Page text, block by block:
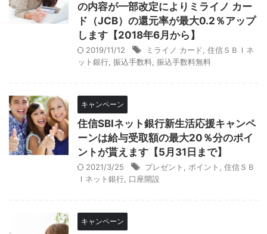
の内容が一部改定によりミライノ カー
ド（JCB）の還元率が最大0.2％アップ
します【2018年6月から】
2019/11/12 ミライノ カード
住信ＳＢＩネ
ット銀行 振込手数料 振込手数料無料
キャンペーン
住信SBIネット銀行新生活応援キャンペ
ーンは給与受取額の最大20％分のポイ
ントが貰えます【5月31日まで】
2021/3/25 プレゼント ポイント
住信ＳＢ
Ｉネット銀行 口座開設
キャンペーン